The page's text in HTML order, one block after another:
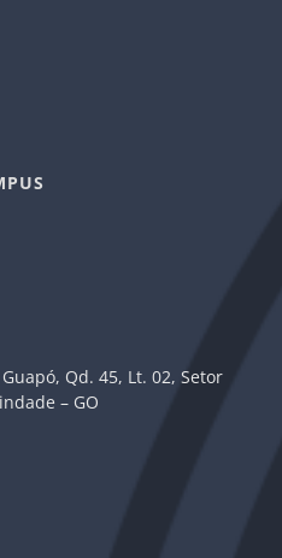
Qd. 45, Lt. 02, Setor
– GO